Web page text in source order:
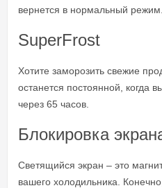
вернется в нормальный режим.
SuperFrost
Хотите заморозить свежие
останется постоянной, когда
через 65 часов.
Блокировка
Светящийся экран – это
вашего холодильника.